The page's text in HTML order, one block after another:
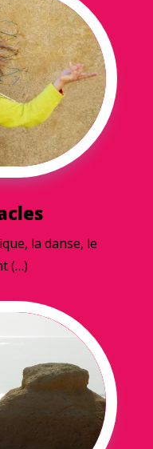
la danse, le
(…)